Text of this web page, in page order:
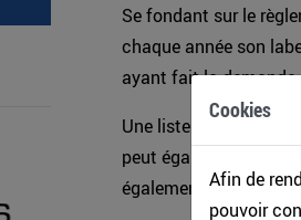
Cookies
Afin de
pouvoir
Se fondant sur le
chaque année son
ayant fait la demande
Une liste des
peut également être
également ci-après